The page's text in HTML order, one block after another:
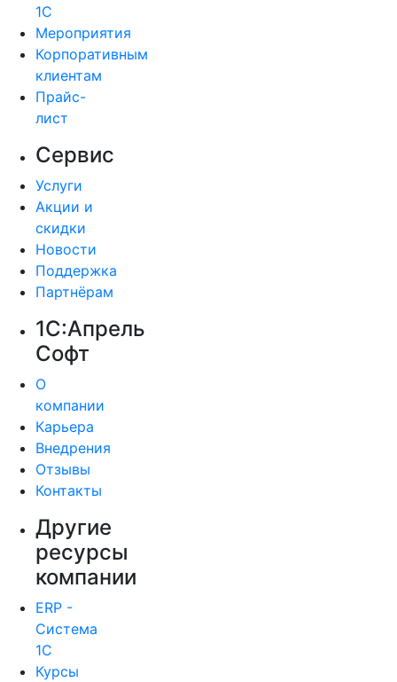
1С
Мероприятия
Корпоративным
клиентам
Прайс-
лист
Сервис
Услуги
Акции и
скидки
Новости
Поддержка
Партнёрам
1С:Апрель
Софт
О
компании
Карьера
Внедрения
Отзывы
Контакты
Другие
ресурсы
компании
ERP -
Система
1С
Курсы